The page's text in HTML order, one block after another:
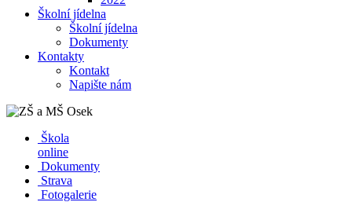
Školní jídelna
Školní jídelna
Dokumenty
Kontakty
Kontakt
Napište nám
Škola
online
Dokumenty
Strava
Fotogalerie